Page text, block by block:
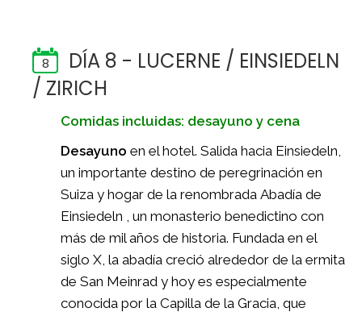
8
DÍA 8 - LUCERNE / EINSIEDELN
/ ZIRICH
Comidas incluidas: desayuno y cena
Desayuno en el hotel. Salida hacia Einsiedeln,
un importante destino de peregrinación en
Suiza y hogar de la renombrada Abadía de
Einsiedeln , un monasterio benedictino con
más de mil años de historia. Fundada en el
siglo X, la abadía creció alrededor de la ermita
de San Meinrad y hoy es especialmente
conocida por la Capilla de la Gracia, que